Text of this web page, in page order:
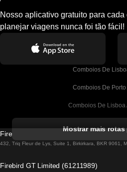
Nosso aplicativo gratuito para
planejar viagens nunca foi tão fácil!
Comboios De
Comboios De Porto
Comboios De Lisboa
Comboios De
Mostrar mais
Firebird GT Limited (OC 1451)
432, Triq Fleur de Lys, Suite 1, Birkirkara, BKR 9061,
Firebird GT Limited (61211989)